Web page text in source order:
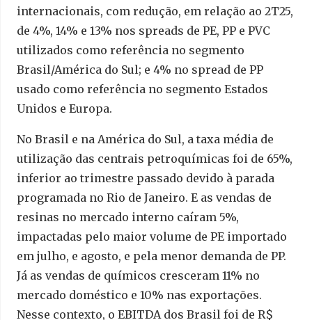
internacionais, com redução, em relação ao 2T25,
de 4%, 14% e 13% nos spreads de PE, PP e PVC
utilizados como referência no segmento
Brasil/América do Sul; e 4% no spread de PP
usado como referência no segmento Estados
Unidos e Europa.
No Brasil e na América do Sul, a taxa média de
utilização das centrais petroquímicas foi de 65%,
inferior ao trimestre passado devido à parada
programada no Rio de Janeiro. E as vendas de
resinas no mercado interno caíram 5%,
impactadas pelo maior volume de PE importado
em julho, e agosto, e pela menor demanda de PP.
Já as vendas de químicos cresceram 11% no
mercado doméstico e 10% nas exportações.
Nesse contexto, o EBITDA dos Brasil foi de R$